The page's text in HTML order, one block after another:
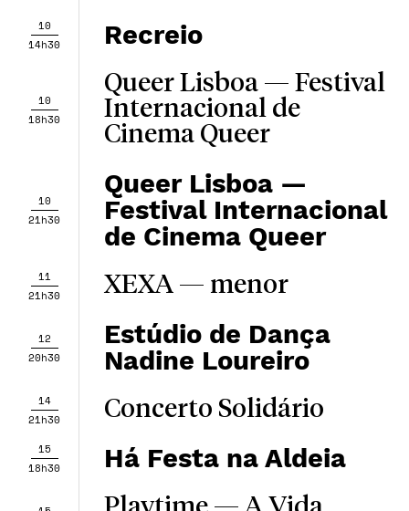
10
14h30
Recreio
10
18h30
Queer Lisboa — Festival
Internacional de
Cinema Queer
10
21h30
Queer Lisboa —
Festival Internacional
de Cinema Queer
11
21h30
XEXA — menor
12
20h30
Estúdio de Dança
Nadine Loureiro
14
21h30
Concerto Solidário
15
18h30
Há Festa na Aldeia